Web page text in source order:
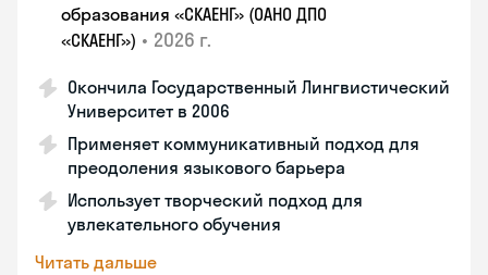
образования «СКАЕНГ» (ОАНО ДПО
«СКАЕНГ») • 2026 г.
Окончила Государственный Лингвистический
Университет в 2006
Применяет коммуникативный подход для
преодоления языкового барьера
Использует творческий подход для
увлекательного обучения
Читать дальше